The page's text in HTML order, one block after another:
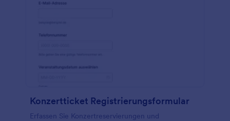
Konzertticket Registrierungsformular
Erfassen Sie Konzertreservierungen und